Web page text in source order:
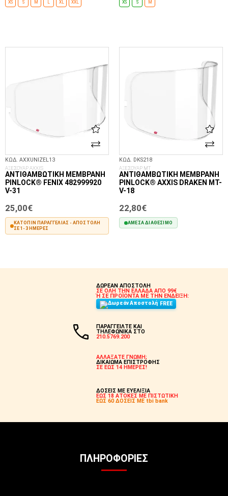
XS S M L XL XXL XS S M
ΚΩΔ. AXXUNIZEL13
ΑΞΕΣΟΥΑΡ AXXIS
ΑΝΤΙΘΑΜΒΩΤΙΚΉ ΜΕΜΒΡΆΝΗ
PINLOCK® FENIX 482999920
V-31
25,00€
ΚΑΤΌΠΙΝ ΠΑΡΑΓΓΕΛΊΑΣ - ΑΠΟΣΤΟΛΉ
ΣΕ 1-3 ΗΜΈΡΕΣ
ΚΩΔ. DKS218
ΑΞΕΣΟΥΑΡ MT
ΑΝΤΙΘΑΜΒΩΤΙΚΉ ΜΕΜΒΡΆΝΗ
PINLOCK® AXXIS DRAKEN MT-
V-18
22,80€
ΆΜΕΣΑ ΔΙΑΘΈΣΙΜΟ
ΔΩΡΕΑΝ ΑΠΟΣΤΟΛΗ
ΣΕ ΟΛΗ ΤΗΝ ΕΛΛΑΔΑ ΑΠΟ 99€
Ή ΣΕ ΠΡΟΪΟΝΤΑ ΜΕ ΤΗΝ ΕΝΔΕΙΞΗ:
FREE
ΠΑΡΑΓΓΕΙΛΤΕ ΚΑΙ
ΤΗΛΕΦΩΝΙΚΑ ΣΤΟ
210.5769.200
ΑΛΛΑΞΑΤΕ ΓΝΩΜΗ;
ΔΙΚΑΙΩΜΑ ΕΠΙΣΤΡΟΦΗΣ
ΣΕ ΕΩΣ 14 ΗΜΕΡΕΣ!
ΔΟΣΕΙΣ ΜΕ ΕΥΕΛΙΞΙΑ
ΕΩΣ 18 ΑΤΟΚΕΣ ΜΕ ΠΙΣΤΩΤΙΚΗ
ΕΩΣ 60 ΔΟΣΕΙΣ ΜΕ tbi bank
ΠΛΗΡΟΦΟΡΊΕΣ